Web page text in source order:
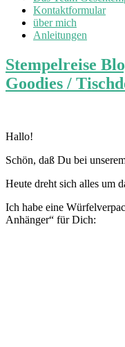
Kontaktformular
über mich
Anleitungen
Stempelreise
Goodies /
Hallo!
Schön, daß Du bei
Heute dreht sich alles um
Ich habe eine
Anhänger“ für Dich: